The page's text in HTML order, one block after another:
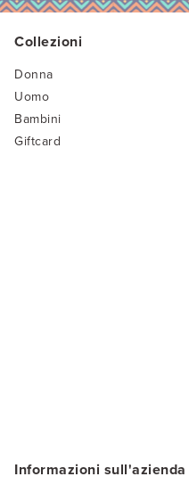
Collezioni
Donna
Uomo
Bambini
Giftcard
Informazioni sull'azienda